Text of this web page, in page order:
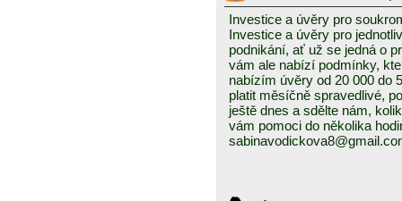
Investice a úvěry pro
Investice a úvěry pro
podnikání, ať už se jedná o
vám ale nabízí podmínky,
nabízím úvěry od 20 000 do
platit měsíčně spravedlivé,
ještě dnes a sdělte nám,
vám pomoci do několika